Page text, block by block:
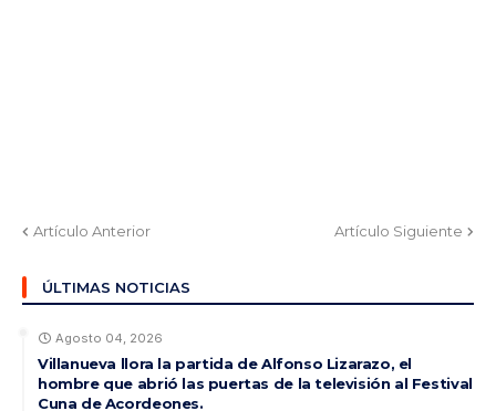
Artículo Anterior Artículo Siguiente
ÚLTIMAS NOTICIAS
Agosto 04, 2026
Villanueva llora la partida de Alfonso Lizarazo, el
hombre que abrió las puertas de la televisión al Festival
Cuna de Acordeones.